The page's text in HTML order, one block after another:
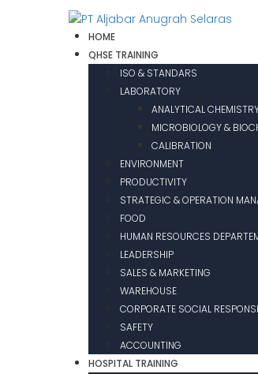
HOME
QHSE TRAINING
ISO & STANDARS
LABORATORY
ANALYTICAL
MICROBIOLOGY &
CALIBRATION
ENVIRONMENT
PRODUCTIVITY
STRATEGIC & OPERATION
FOOD
HUMAN RESOURCES
LEADERSHIP
SALES & MARKETING
WAREHOUSE
CORPORATE SOCIAL
SAFETY
ACCOUNTING
HOSPITAL TRAINING